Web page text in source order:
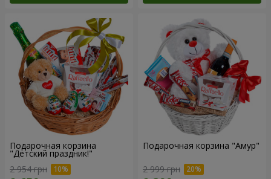
Подарочная корзина
"Детский праздник!"
2 954 грн
Подарочная корзина "Амур"
2 999 грн